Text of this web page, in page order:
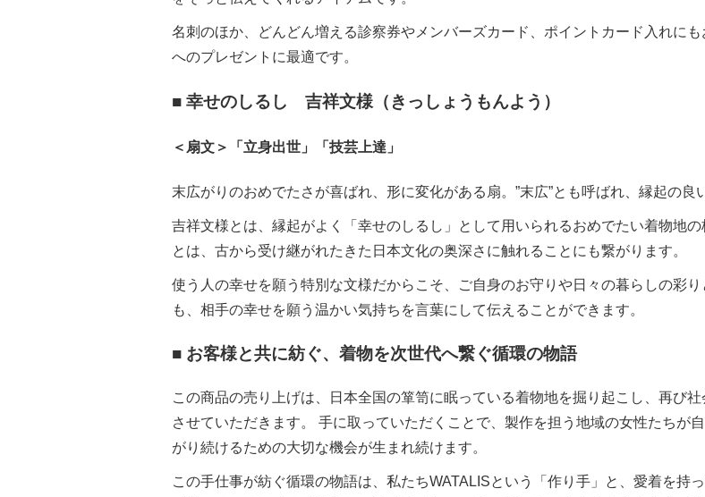
名刺のほか、どんどん増える診察券やメンバーズカード、ポイントカード入れに
へのプレゼントに最適です。
■ 幸せのしるし 吉祥文様（きっしょうもんよう）
＜扇文＞「立身出世」「技芸上達」
末広がりのおめでたさが喜ばれ、形に変化がある扇。”末広”とも呼ばれ、縁起の良
吉祥文様とは、縁起がよく「幸せのしるし」として用いられるおめでたい着物地
とは、古から受け継がれたきた日本文化の奥深さに触れることにも繋がります。
使う人の幸せを願う特別な文様だからこそ、ご自身のお守りや日々の暮らしの彩
も、相手の幸せを願う温かい気持ちを言葉にして伝えることができます。
■ お客様と共に紡ぐ、着物を次世代へ繋ぐ循環の物語
この商品の売り上げは、日本全国の箪笥に眠っている着物地を掘り起こし、再び
させていただきます。 手に取っていただくことで、製作を担う地域の女性たちが
がり続けるための大切な機会が生まれ続けます。
この手仕事が紡ぐ循環の物語は、私たちWATALISという「作り手」と、愛着を持